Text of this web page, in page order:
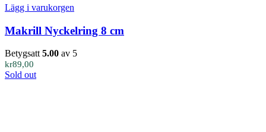
Lägg i varukorgen
Makrill Nyckelring 8 cm
Betygsatt5.00 av 5
kr89,00
Sold out